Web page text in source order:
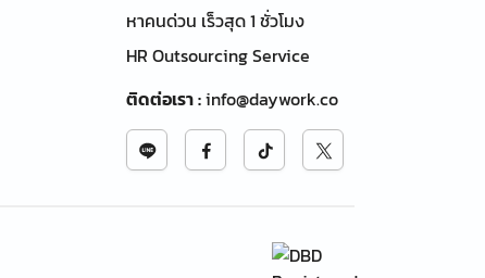
หาคนด่วน เร็วสุด 1 ชั่วโมง
HR Outsourcing Service
ติดต่อเรา:info@daywork.co